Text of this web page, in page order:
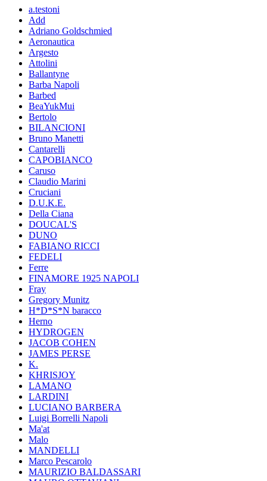
a.testoni
Add
Adriano Goldschmied
Aeronautica
Argesto
Attolini
Ballantyne
Barba Napoli
Barbed
BeaYukMui
Bertolo
BILANCIONI
Bruno Manetti
Cantarelli
CAPOBIANCO
Caruso
Claudio Marini
Cruciani
D.U.K.E.
Della Ciana
DOUCAL'S
DUNO
FABIANO RICCI
FEDELI
Ferre
FINAMORE 1925 NAPOLI
Fray
Gregory Munitz
H*D*S*N baracco
Herno
HYDROGEN
JACOB COHEN
JAMES PERSE
K.
KHRISJOY
LAMANO
LARDINI
LUCIANO BARBERA
Luigi Borrelli Napoli
Ma'at
Malo
MANDELLI
Marco Pescarolo
MAURIZIO BALDASSARI